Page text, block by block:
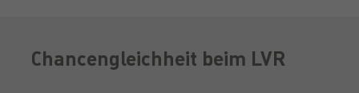
Chancengleichheit beim LVR